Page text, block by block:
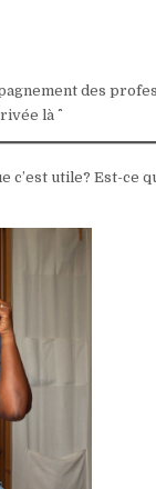
des
là ^^
c’est utile? Est-ce